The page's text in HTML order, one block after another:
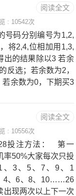
新人在点广告,每人
，
第1模式 那么，
阅读全文
: 10542次
号码分别编号为1,2,
将2,4,位相加用1,3,
出的结果除以3 若余
反选；若余数为2，
余数为0，下期买3
选第二期：3N0的
反选*25......以此类
，连挂次数很少，推
注使用，做好5-8期
右。模式三：（适合
，留3456尾第一
3456尾*2第三期：3
阅读全文
: 10556次
投注方法： 第一
率50%大家每次只投
、3、5、7、9、1
4、6、8、10……26
出现两次以上下一次